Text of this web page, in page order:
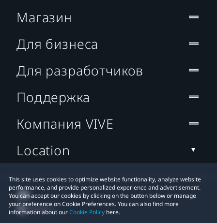
This site uses cookies to optimize website functionality, analyze website
performance, and provide personalized experience and advertisement.
You can accept our cookies by clicking on the button below or manage
your preference on Cookie Preferences. You can also find more
information about ourCookie Policy here.
Магазин
Для бизнеса
Для разработчиков
Поддержка
Компания VIVE
Location